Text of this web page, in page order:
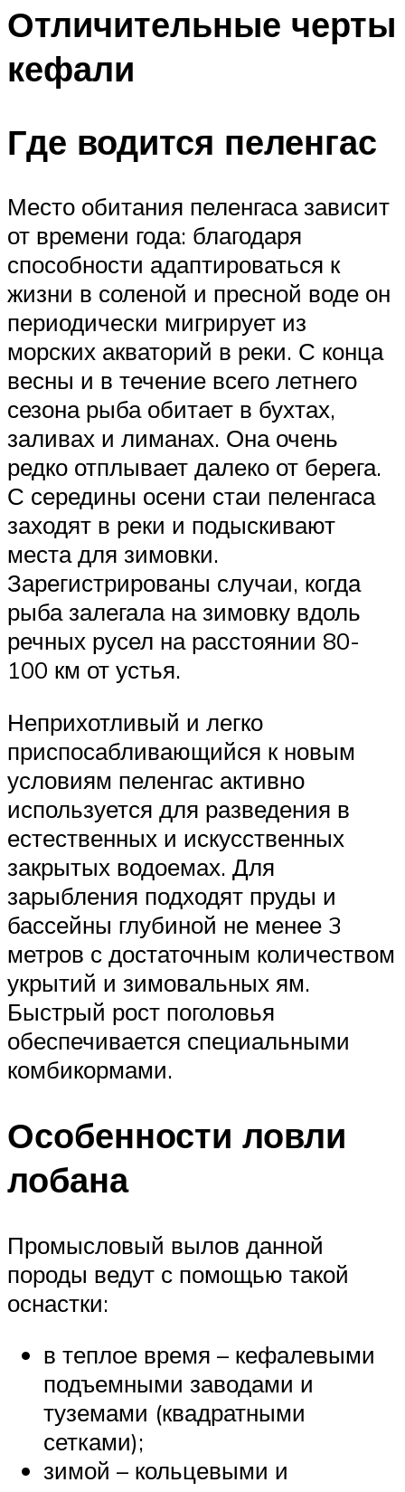
Отличительные черты
кефали
Где водится пеленгас
Место обитания пеленгаса зависит
от времени года: благодаря
способности адаптироваться к
жизни в соленой и пресной воде он
периодически мигрирует из
морских акваторий в реки. С конца
весны и в течение всего летнего
сезона рыба обитает в бухтах,
заливах и лиманах. Она очень
редко отплывает далеко от берега.
С середины осени стаи пеленгаса
заходят в реки и подыскивают
места для зимовки.
Зарегистрированы случаи, когда
рыба залегала на зимовку вдоль
речных русел на расстоянии 80-
100 км от устья.
Неприхотливый и легко
приспосабливающийся к новым
условиям пеленгас активно
используется для разведения в
естественных и искусственных
закрытых водоемах. Для
зарыбления подходят пруды и
бассейны глубиной не менее 3
метров с достаточным количеством
укрытий и зимовальных ям.
Быстрый рост поголовья
обеспечивается специальными
комбикормами.
Особенности ловли
лобана
Промысловый вылов данной
породы ведут с помощью такой
оснастки:
в теплое время – кефалевыми
подъемными заводами и
туземами (квадратными
сетками);
зимой – кольцевыми и